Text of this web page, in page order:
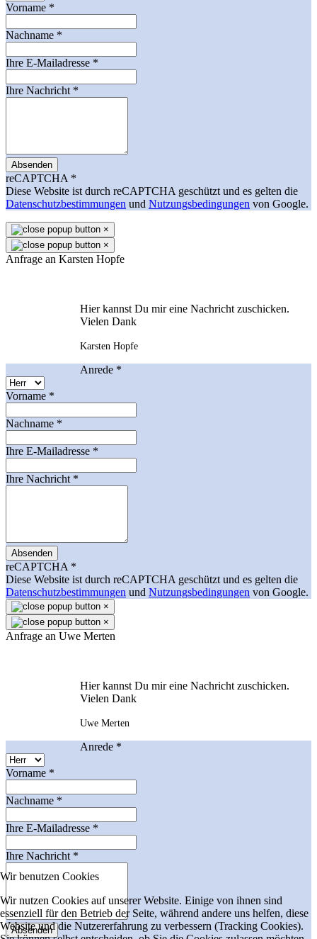
Vorname *
Nachname *
Ihre E-Mailadresse *
Ihre Nachricht *
Absenden
reCAPTCHA *
Diese Website ist durch reCAPTCHA geschützt und es gelten die
Datenschutzbestimmungen und Nutzungsbedingungen von Google.
×
×
Anfrage an Karsten Hopfe
Hier kannst Du mir eine Nachricht zuschicken.
Vielen Dank
Karsten Hopfe
Anrede *
Vorname *
Nachname *
Ihre E-Mailadresse *
Ihre Nachricht *
Absenden
reCAPTCHA *
Diese Website ist durch reCAPTCHA geschützt und es gelten die
Datenschutzbestimmungen und Nutzungsbedingungen von Google.
×
×
Anfrage an Uwe Merten
Hier kannst Du mir eine Nachricht zuschicken.
Vielen Dank
Uwe Merten
Anrede *
Vorname *
Nachname *
Ihre E-Mailadresse *
Ihre Nachricht *
Absenden
Wir benutzen Cookies
Wir nutzen Cookies auf unserer Website. Einige von ihnen sind
essenziell für den Betrieb der Seite, während andere uns helfen, diese
Website und die Nutzererfahrung zu verbessern (Tracking Cookies).